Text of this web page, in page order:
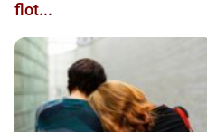
flot...